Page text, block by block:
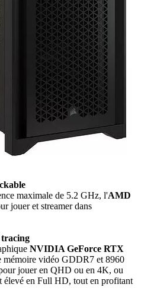
maximale de 5.2 GHz, l'AMD
jouer et streamer dans
tracing
NVIDIA GeForce RTX
mémoire vidéo GDDR7 et 8960
jouer en QHD ou en 4K, ou
élevé en Full HD, tout en profitant